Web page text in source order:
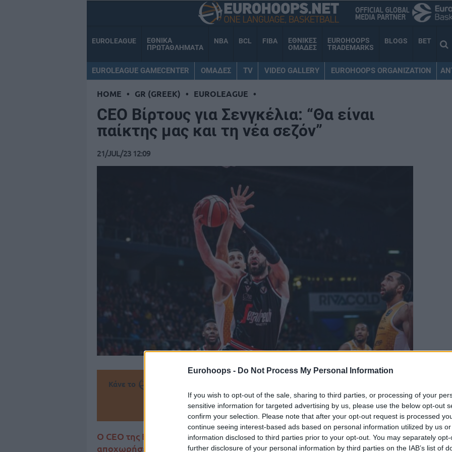
Eurohoops - Do Not Process My Personal Information
If you wish to opt-out of the sale, sharing to third parties, or processing of your
sensitive information for targeted advertising by us, please use the below opt-out
confirm your selection. Please note that after your opt-out request is processed
continue seeing interest-based ads based on personal information utilized by us
information disclosed to third parties prior to your opt-out. You may separately
further disclosure of your personal information by third parties on the IAB’s list of
EUROLEAGUE
ΕΘΝΙΚΑ
ΠΡΩΤΑΘΛΗΜΑΤΑ
NBA BCL FIBA
ΕΘΝΙΚΕΣ
ΟΜΑΔΕΣ
EUROHOOPS
TRADEMARKS
BLOGS BET
EUROLEAGUE GAMECENTER ΟΜΑΔΕΣ TV VIDEO GALLERY EUROHOOPS ORGANIZATION
HOME • GR (GREEK) • EUROLEAGUE •
CEO Βίρτους για Σενγκέλια: “Θα είναι
παίκτης μας και τη νέα σεζόν”
21/JUL/23 12:09
Κάνε το
Πρόσθεσε το Eurohoops στην Google
Ο CEO της Βίρτους Μπολόνια ξεκαθάρισε ότι ο Τορνίκε Σενγκέλια δεν θα
αποχωρήσει από την ιταλική ομάδα.